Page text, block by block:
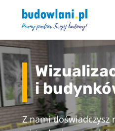
i
Z nami doświadczysz